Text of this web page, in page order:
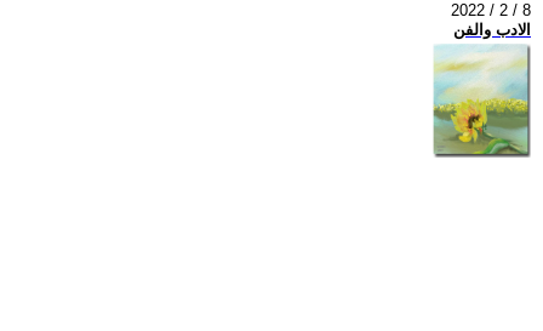
2022 / 2 / 8
الادب والفن